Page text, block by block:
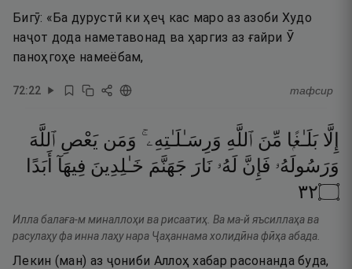
Бигӯ: «Ба дурустӣ ки ҳеҷ кас маро аз азоби Худо
наҷот дода наметавонад ва ҳаргиз аз ғайри Ӯ
паноҳгоҳе намеёбам,
72:22 тафсир
إِلَّا بَلَـٰغًۭا مِّنَ ٱللَّهِ وَرِسَـٰلَـٰتِهِۦ ۚ وَمَن يَعْصِ ٱللَّهَ
وَرَسُولَهُۥ فَإِنَّ لَهُۥ نَارَ جَهَنَّمَ خَـٰلِدِينَ فِيهَآ أَبَدًا
۝٢٣
Илла балаға-м миналлоҳи ва рисаатиҳ. Ва ма-й яъсиллаҳа ва
расулаҳу фа инна лаҳу нара Ҷаҳаннама холидӣна фӣҳа абада.
Лекин (ман) аз ҷониби Аллоҳ хабар расонанда буда,